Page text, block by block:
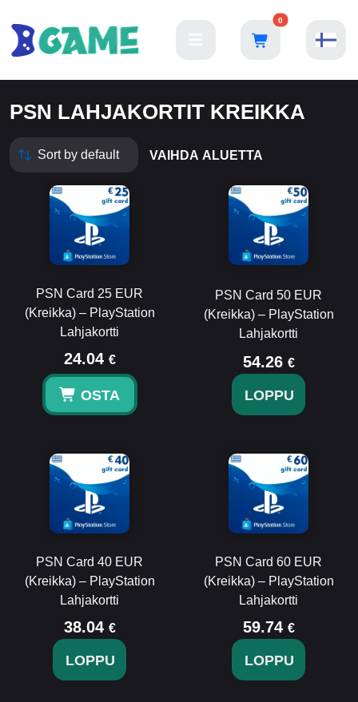
0
PSN LAHJAKORTIT KREIKKA
VAIHDA ALUETTA
PSN Card 25 EUR
(Kreikka) – PlayStation
Lahjakortti
24.04 €
OSTA
PSN Card 50 EUR
(Kreikka) – PlayStation
Lahjakortti
54.26 €
LOPPU
PSN Card 40 EUR
(Kreikka) – PlayStation
Lahjakortti
38.04 €
LOPPU
PSN Card 60 EUR
(Kreikka) – PlayStation
Lahjakortti
59.74 €
LOPPU